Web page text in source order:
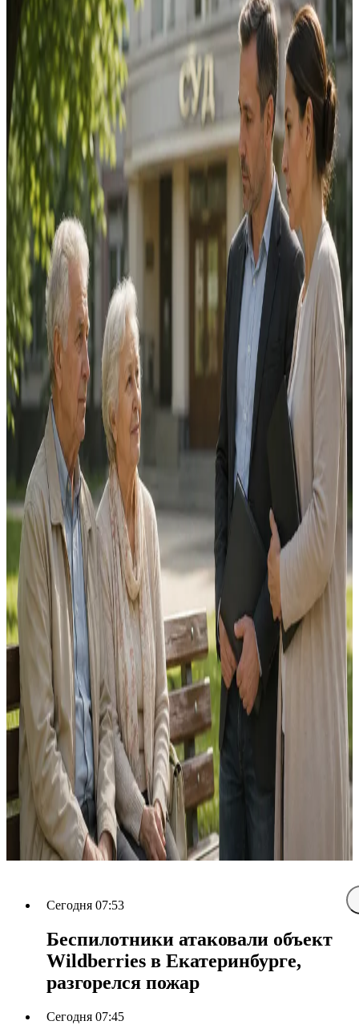
Сегодня 07:53
Беспилотники атаковали объект
Wildberries в Екатеринбурге,
разгорелся пожар
Сегодня 07:45